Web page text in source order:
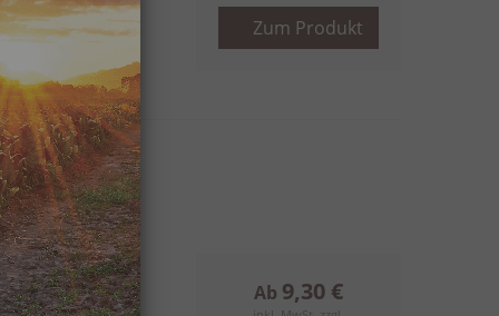
kräftig Zum Produkt
mm)
Ab 9,30 €